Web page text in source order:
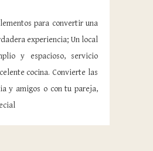
para convertir una
experiencia; Un local
y espacioso, servicio
cocina. Convierte las
y amigos o con tu pareja,